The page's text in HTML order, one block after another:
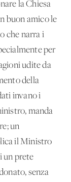
la Chiesa
buon amico le
che narra i
per
udite da
della
invano i
manda
un
il Ministro
un prete
senza